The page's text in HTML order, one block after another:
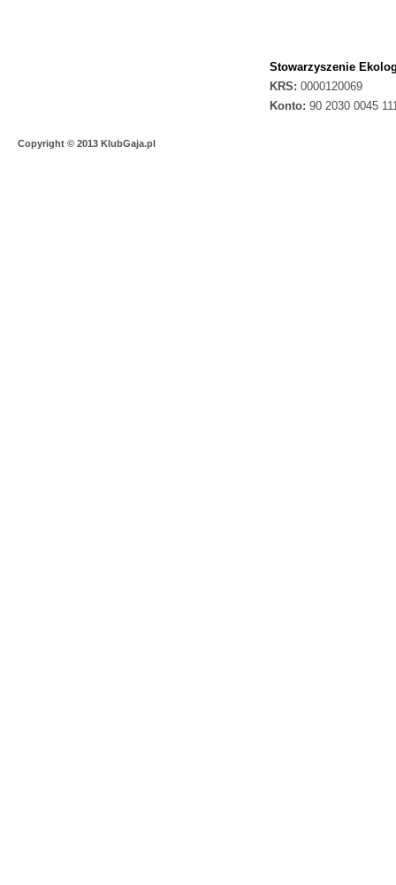
Stowarzyszenie
KRS: 0000120069
Konto: 90 2030 0045
Copyright © 2013 KlubGaja.pl